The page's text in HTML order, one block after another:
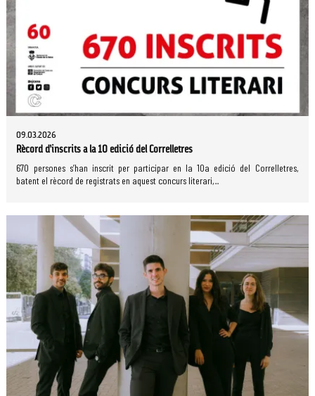
09.03.2026
Rècord d’inscrits a la 10 edició del Correlletres
670 persones s’han inscrit per participar en la 10a edició del Correlletres,
batent el rècord de registrats en aquest concurs literari,...